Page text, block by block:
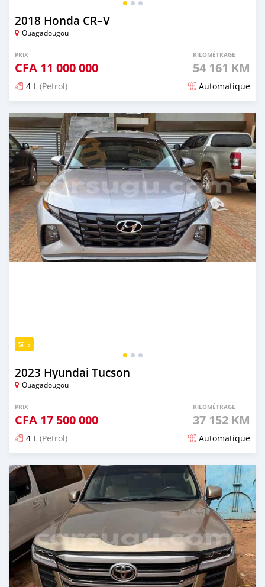
2018 Honda CR–V
Ouagadougou
PRIX
CFA 11 000 000
KILOMÉTRAGE
54 161 KM
4 L (Petrol) Automatique
Publié il y a 2 jours
3
2023 Hyundai Tucson
Ouagadougou
PRIX
CFA 17 500 000
KILOMÉTRAGE
37 152 KM
4 L (Petrol) Automatique
Publié il y a 2 jours